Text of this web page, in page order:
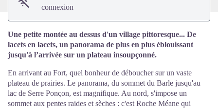
connexion
Une petite montée au dessus d'un village pittoresque... De
lacets en lacets, un panorama de plus en plus éblouissant
jusqu'à l’arrivée sur un plateau insoupçonné.
En arrivant au Fort, quel bonheur de déboucher sur un vaste
plateau de prairies. Le panorama, du sommet du Barle jusqu'au
lac de Serre Ponçon, est magnifique. Au nord, s'impose un
sommet aux pentes raides et sèches : c'est Roche Méane qui